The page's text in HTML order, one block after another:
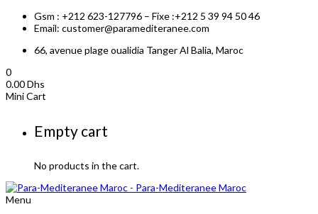
Gsm : +212 623-127796 – Fixe :+212 5 39 94 50 46
Email: customer@paramediteranee.com
66, avenue plage oualidia Tanger Al Balia, Maroc
0
0.00Dhs
Mini Cart
Empty cart
No products in the cart.
Menu